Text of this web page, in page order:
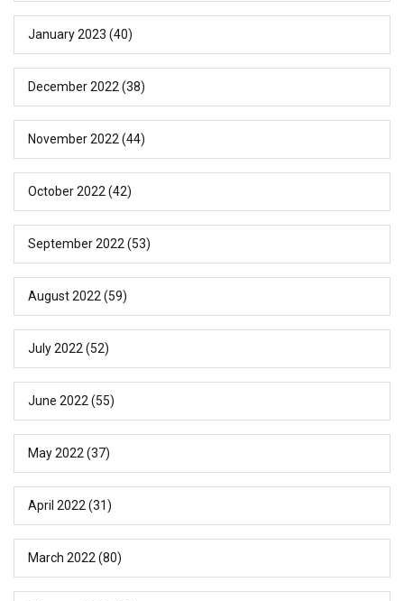
January 2023 (40)
December 2022 (38)
November 2022 (44)
October 2022 (42)
September 2022 (53)
August 2022 (59)
July 2022 (52)
June 2022 (55)
May 2022 (37)
April 2022 (31)
March 2022 (80)